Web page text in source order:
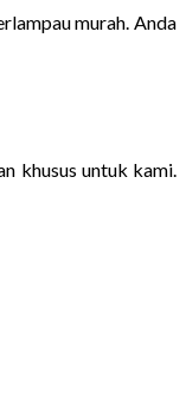
murah. Anda
khusus untuk kami.